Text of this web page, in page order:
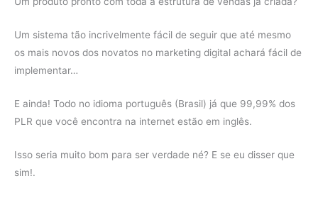
Um sistema tão incrivelmente fácil de seguir que até mesmo
os mais novos dos novatos no marketing digital achará fácil de
implementar…
E ainda! Todo no idioma português (Brasil) já que 99,99% dos
PLR que você encontra na internet estão em inglês.
Isso seria muito bom para ser verdade né? E se eu disser que
sim!.